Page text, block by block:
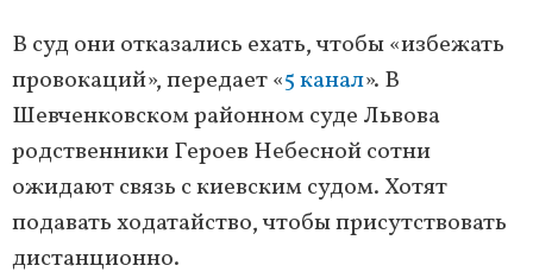
В суд они отказались ехать, чтобы «избежать
провокаций», передает «5 канал». В
Шевченковском районном суде Львова
родственники Героев Небесной сотни
ожидают связь с киевским судом. Хотят
подавать ходатайство, чтобы присутствовать
дистанционно.